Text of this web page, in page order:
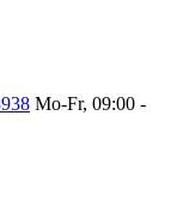
Mo-Fr, 09:00 -